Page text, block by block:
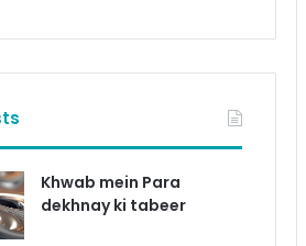
Khwab mein Para
dekhnay ki tabeer